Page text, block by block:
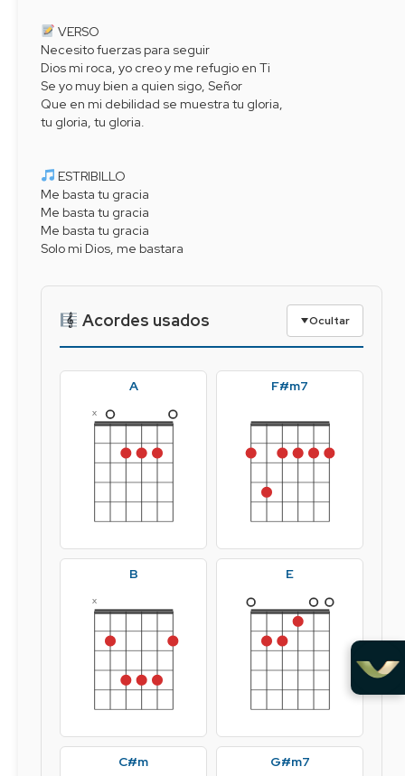
VERSO
Necesito fuerzas para seguir
Dios mi roca, yo creo y me refugio en Ti
Se yo muy bien a quien sigo, Señor
Que en mi debilidad se muestra tu gloria,
tu gloria, tu gloria.
ESTRIBILLO
Me basta tu gracia
Me basta tu gracia
Me basta tu gracia
Solo mi Dios, me bastara
Acordes usados Ocultar
A
x
F#m7
B
x
E
C#m G#m7